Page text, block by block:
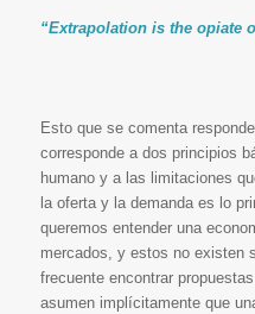
“Extrapolation is the opiate
Esto que se comenta
corresponde a dos principios
humano y a las limitaciones
la oferta y la demanda es lo
queremos entender una
mercados, y estos no existen
frecuente encontrar
asumen implícitamente que